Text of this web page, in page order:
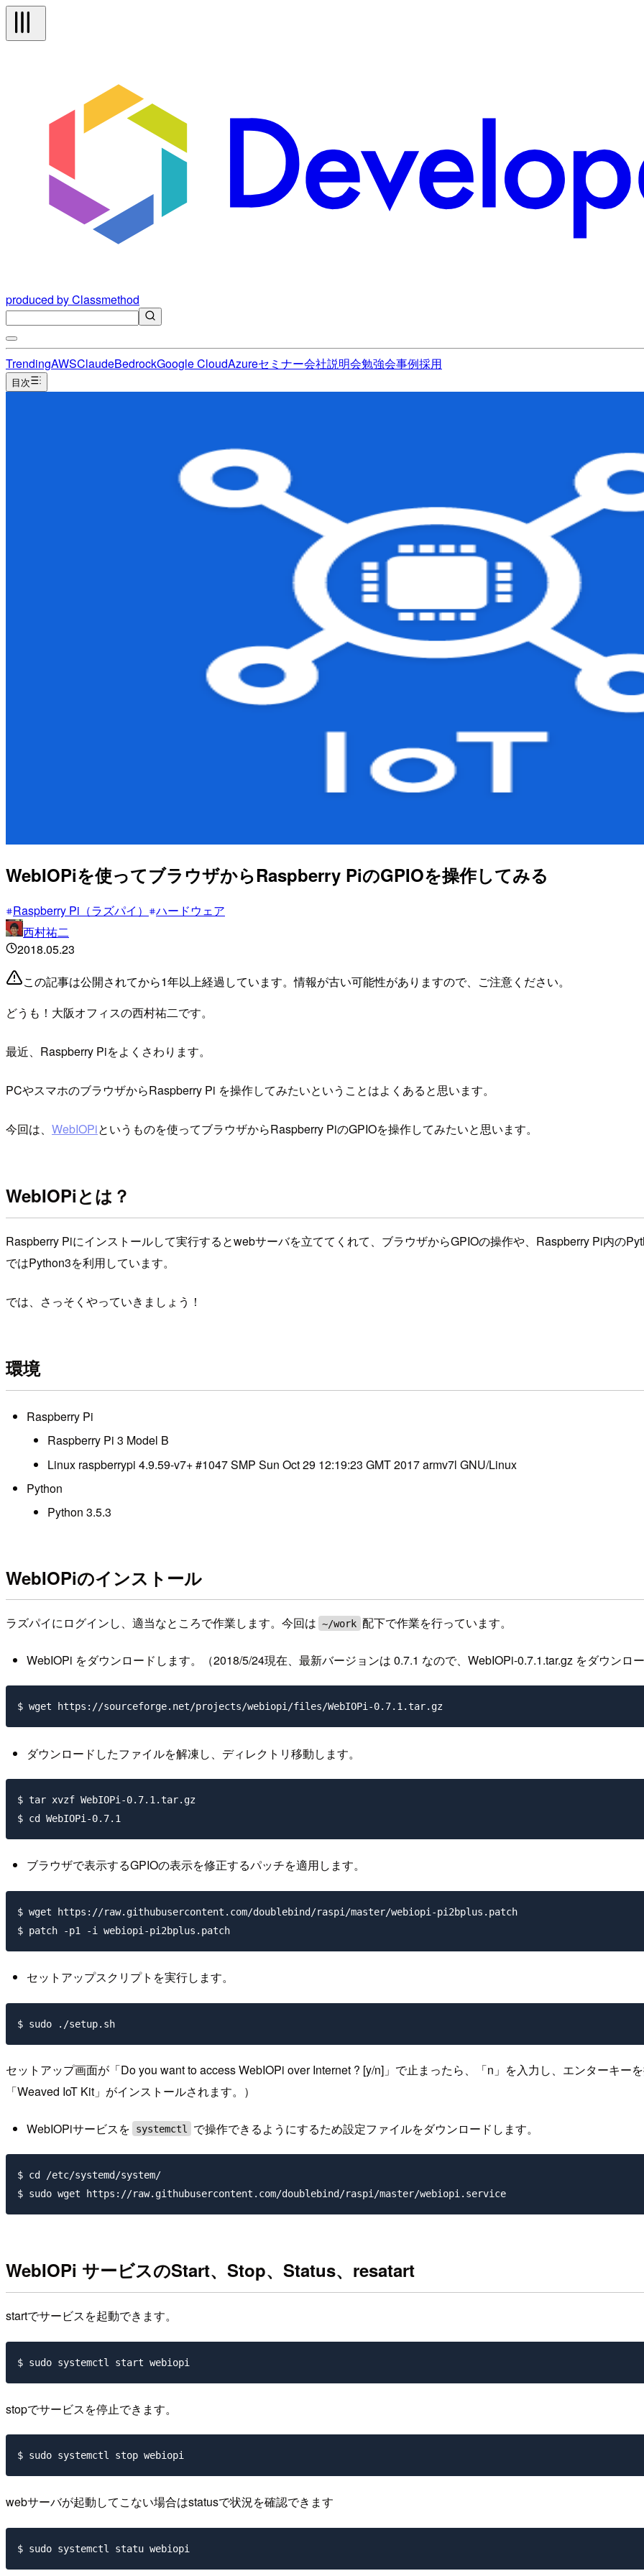
produced by Classmethod
TrendingAWSClaudeBedrockGoogle CloudAzureセミナー会社説明会勉強会事例採用
目次
WebIOPiを使ってブラウザからRaspberry PiのGPIOを操作してみる
Raspberry Pi（ラズパイ）
ハードウェア
西村祐二
2018.05.23
この記事は公開されてから1年以上経過しています。情報が古い可能性がありますので、ご注意ください。
どうも！大阪オフィスの西村祐二です。
最近、Raspberry Piをよくさわります。
PCやスマホのブラウザからRaspberry Pi を操作してみたいということはよくあると思います。
今回は、 WebIOPiというものを使ってブラウザからRaspberry PiのGPIOを操作してみたいと思います。
WebIOPiとは？
Raspberry Piにインストールして実行するとwebサーバを立ててくれて、ブラウザからGPIOの操作や、Raspberry Pi内の
ではPython3を利用しています。
では、さっそくやっていきましょう！
環境
Raspberry Pi
Raspberry Pi 3 Model B
Linux raspberrypi 4.9.59-v7+ #1047 SMP Sun Oct 29 12:19:23 GMT 2017 armv7l GNU/Linux
Python
Python 3.5.3
WebIOPiのインストール
ラズパイにログインし、適当なところで作業します。今回は ~/work 配下で作業を行っています。
WebIOPi をダウンロードします。（2018/5/24現在、最新バージョンは 0.7.1 なので、WebIOPi-0.7.1.tar.gz をダウンロー
ダウンロードしたファイルを解凍し、ディレクトリ移動します。
$ tar xvzf WebIOPi-0.7.1.tar.gz
ブラウザで表示するGPIOの表示を修正するパッチを適用します。
$ wget https://raw.githubusercontent.com/doublebind/raspi/master/webiopi-pi2bplus.patch
セットアップスクリプトを実行します。
セットアップ画面が「Do you want to access WebIOPi over Internet ? [y/n]」で止まったら、「n」を入力し、エンターキー
「Weaved IoT Kit」がインストールされます。）
WebIOPiサービスを systemctl で操作できるようにするため設定ファイルをダウンロードします。
$ cd /etc/systemd/system/
WebIOPi サービスのStart、Stop、Status、resatart
startでサービスを起動できます。
stopでサービスを停止できます。
webサーバが起動してこない場合はstatusで状況を確認できます